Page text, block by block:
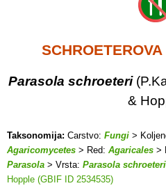
Parasola schroeteri
&
Taksonomija: Carstvo: Fungi >
Agaricomycetes > Red: Agaricales >
Parasola > Vrsta: Parasola schroeteri
Hopple (GBIF ID 2534535)